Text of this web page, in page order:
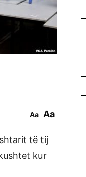
Aa Aa
të tij
kur